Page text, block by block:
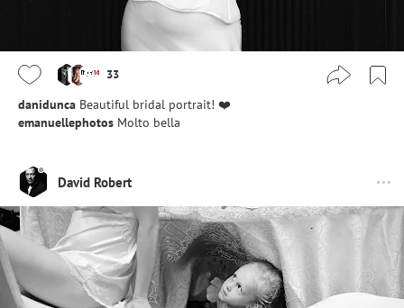
33
danidunca Beautiful bridal portrait! ❤️
emanuellephotos Molto bella
David Robert